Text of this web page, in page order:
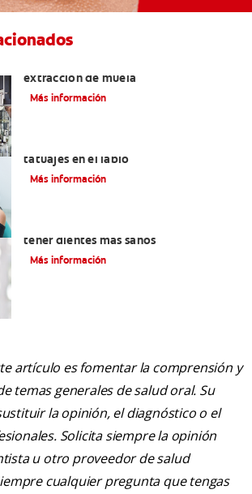
extracción de muela
Más información
tatuajes en el labio
Más información
tener dientes más sanos
Más información
artículo es fomentar la comprensión y
temas generales de salud oral. Su
la opinión, el diagnóstico o el
Solicita siempre la opinión
u otro proveedor de salud
cualquier pregunta que tengas